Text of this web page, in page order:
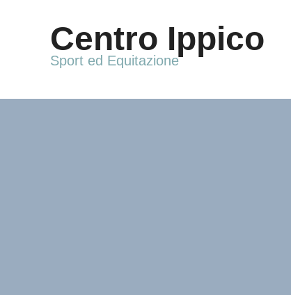
Centro Ippico
Sport ed Equitazione